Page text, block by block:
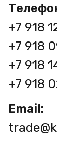
+7 918
+7 918
+7 918
+7 918
Email: